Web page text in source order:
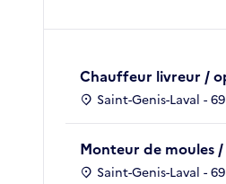
Chauffeur livreur /
Saint-Genis-Laval - 69
Monteur de moules
Saint-Genis-Laval - 69